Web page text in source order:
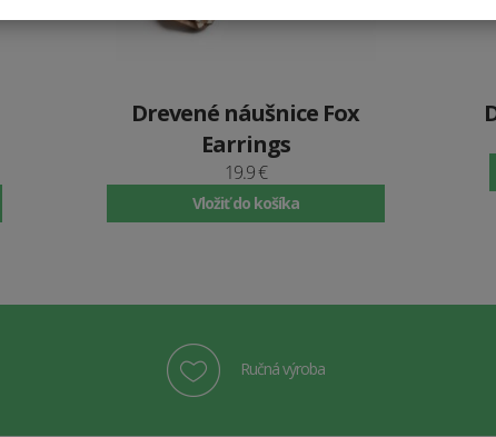
Drevené náušnice Fox
Earrings
19.9 €
Vložiť do košíka
Ručná výroba